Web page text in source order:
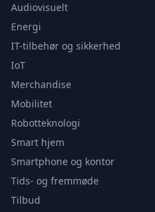
Audiovisuelt
Energi
IT-tilbehør og sikkerhed
IoT
Merchandise
Mobilitet
Robotteknologi
Smart hjem
Smartphone og kontor
Tids- og fremmøde
Tilbud